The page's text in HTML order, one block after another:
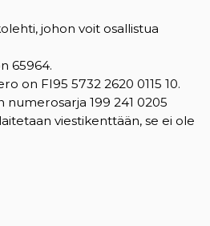
johon voit osallistua
65964.
on FI95 5732 2620 0115 10.
199 241 0205
viestikenttään, se ei ole